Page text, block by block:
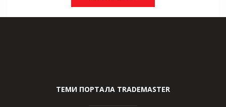
ТЕМИ ПОРТАЛА TRADEMASTER